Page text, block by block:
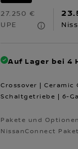
27.250 €
UPE
Auf Lager bei 4
Crossover | Ceramic
Schaltgetriebe | 6-
Pakete und
NissanConnect Paket